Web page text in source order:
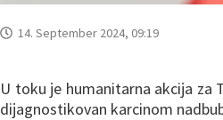
14. September 2024, 09:19
U toku je humanitarna akcija za
dijagnostikovan karcinom